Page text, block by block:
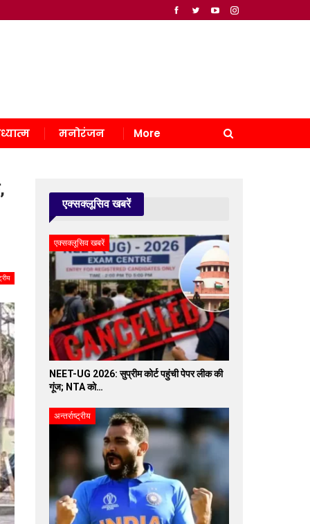
मनोरंजन More
एक्सक्लूसिव खबरें
एक्सक्लूसिव खबरें
NEET-UG 2026: सुप्रीम कोर्ट पहुंची पेपर लीक की
गूंज; NTA को…
अन्तर्राष्ट्रीय